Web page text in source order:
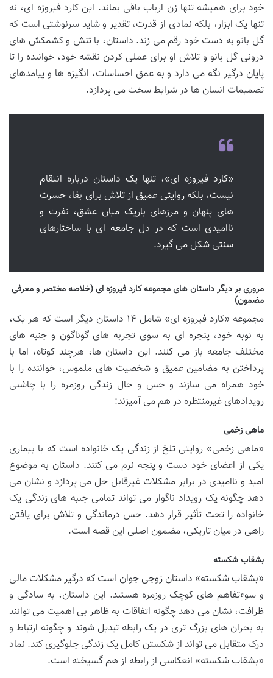
خود برای همیشه تنها زن ارباب باقی بماند. این کارد فیروزه ای، نه
تنها یک ابزار، بلکه نمادی از قدرت، تقدیر و شاید سرنوشتی است که
گل بانو به دست خود رقم می زند. داستان، با تنش و کشمکش های
درونی گل بانو و تلاش او برای عملی کردن نقشه خود، خواننده را تا
پایان درگیر نگه می دارد و به عمق احساسات، انگیزه ها و پیامدهای
تصمیمات انسان ها در شرایط سخت می پردازد.
«کارد فیروزه ای»، تنها یک داستان درباره انتقام
نیست، بلکه روایتی عمیق از تلاش برای بقا، حسرت
های پنهان و مرزهای باریک میان عشق، نفرت و
ناامیدی است که در دل جامعه ای با ساختارهای
سنتی شکل می گیرد.
مروری بر دیگر داستان های مجموعه کارد فیروزه ای (خلاصه مختصر و معرفی
مضمون)
مجموعه «کارد فیروزه ای» شامل ۱۴ داستان دیگر است که هر یک،
به نوبه خود، پنجره ای به سوی تجربه های گوناگون و جنبه های
مختلف جامعه باز می کنند. این داستان ها، هرچند کوتاه، اما با
پرداختن به مضامین عمیق و شخصیت های ملموس، خواننده را با
خود همراه می سازند و حس و حال زندگی روزمره را با چاشنی
رویدادهای غیرمنتظره در هم می آمیزند:
ماهی زخمی
«ماهی زخمی» روایتی تلخ از زندگی یک خانواده است که با بیماری
یکی از اعضای خود دست و پنجه نرم می کنند. داستان به موضوع
امید و ناامیدی در برابر مشکلات غیرقابل حل می پردازد و نشان می
دهد چگونه یک رویداد ناگوار می تواند تمامی جنبه های زندگی یک
خانواده را تحت تأثیر قرار دهد. حس درماندگی و تلاش برای یافتن
راهی در میان تاریکی، مضمون اصلی این قصه است.
بشقاب شکسته
«بشقاب شکسته» داستان زوجی جوان است که درگیر مشکلات مالی
و سوءتفاهم های کوچک روزمره هستند. این داستان، به سادگی و
ظرافت، نشان می دهد چگونه اتفاقات به ظاهر بی اهمیت می توانند
به بحران های بزرگ تری در یک رابطه تبدیل شوند و چگونه ارتباط و
درک متقابل می تواند از شکستن کامل یک زندگی جلوگیری کند. نماد
«بشقاب شکسته» انعکاسی از رابطه از هم گسیخته است.